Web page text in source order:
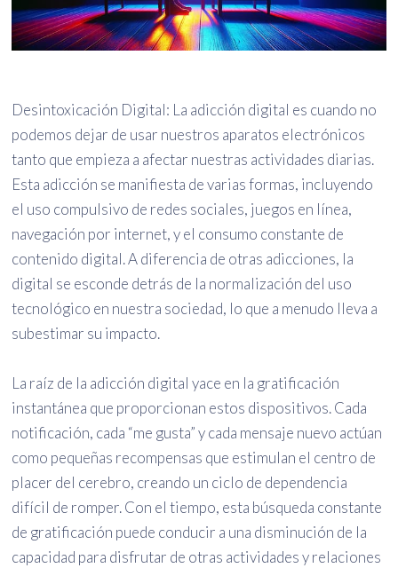
Desintoxicación Digital: La adicción digital es cuando no
podemos dejar de usar nuestros aparatos electrónicos
tanto que empieza a afectar nuestras actividades diarias.
Esta adicción se manifiesta de varias formas, incluyendo
el uso compulsivo de redes sociales, juegos en línea,
navegación por internet, y el consumo constante de
contenido digital. A diferencia de otras adicciones, la
digital se esconde detrás de la normalización del uso
tecnológico en nuestra sociedad, lo que a menudo lleva a
subestimar su impacto.
La raíz de la adicción digital yace en la gratificación
instantánea que proporcionan estos dispositivos. Cada
notificación, cada “me gusta” y cada mensaje nuevo actúan
como pequeñas recompensas que estimulan el centro de
placer del cerebro, creando un ciclo de dependencia
difícil de romper. Con el tiempo, esta búsqueda constante
de gratificación puede conducir a una disminución de la
capacidad para disfrutar de otras actividades y relaciones